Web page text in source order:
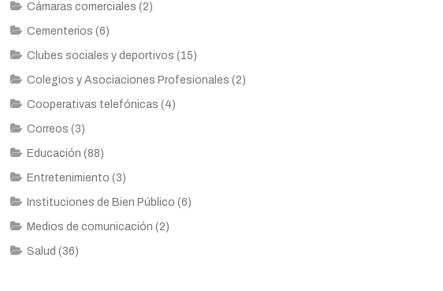
Cámaras comerciales (2)
Cementerios (6)
Clubes sociales y deportivos (15)
Colegios y Asociaciones Profesionales (2)
Cooperativas telefónicas (4)
Correos (3)
Educación (88)
Entretenimiento (3)
Instituciones de Bien Público (6)
Medios de comunicación (2)
Salud (36)